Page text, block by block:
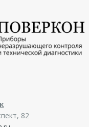
82